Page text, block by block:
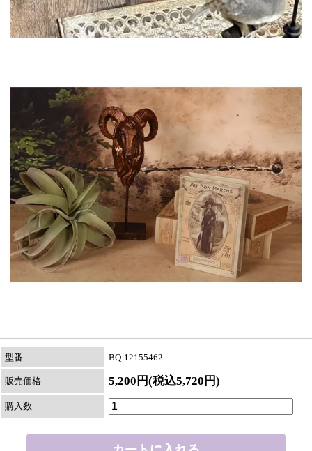
型番 BQ-12155462
販売価格 5,200円(税込5,720円)
購入数